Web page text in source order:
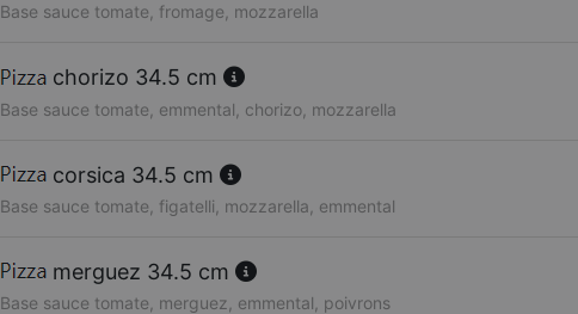
Base sauce tomate, fromage, mozzarella
chorizo 34.5 cm
Base sauce tomate, emmental, chorizo, mozzarella
corsica 34.5 cm
Base sauce tomate, figatelli, mozzarella, emmental
merguez 34.5 cm
Base sauce tomate, merguez, emmental, poivrons